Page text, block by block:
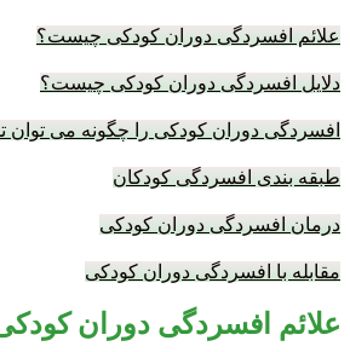
علائم افسردگی دوران کودکی چیست؟
دلایل افسردگی دوران کودکی چیست؟
افسردگی دوران کودکی را چگونه می
طبقه بندی افسردگی کودکان
درمان افسردگی دوران کودکی
مقابله با افسردگی دوران کودکی
علائم افسردگی دوران